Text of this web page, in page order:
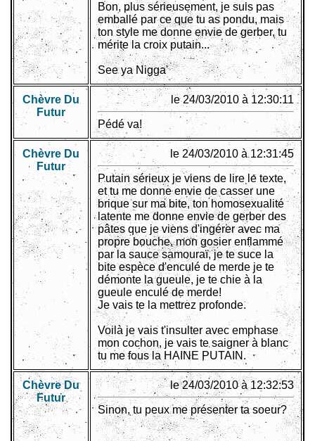
Bon, plus sérieusement, je suis pas
emballé par ce que tu as pondu, mais
ton style me donne envie de gerber, tu
mérite la croix putain...
See ya Nigga'
Chèvre Du
Futur
le 24/03/2010 à 12:30:11
Pédé va!
Chèvre Du
Futur
le 24/03/2010 à 12:31:45
Putain sérieux je viens de lire le texte,
et tu me donne envie de casser une
brique sur ma bite, ton homosexualité
latente me donne envie de gerber des
pâtes que je viens d'ingérer avec ma
propre bouche, mon gosier enflammé
par la sauce samouraï, je te suce la
bite espèce d'enculé de merde je te
démonte la gueule, je te chie à la
gueule enculé de merde!
Je vais te la mettrez profonde.
Voilà je vais t'insulter avec emphase
mon cochon, je vais te saigner à blanc
tu me fous la HAINE PUTAIN.
Chèvre Du
Futur
le 24/03/2010 à 12:32:53
Sinon, tu peux me présenter ta soeur?